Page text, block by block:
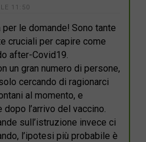
11:50
per le domande! Sono tante
cruciali per capire come
after-Covid19.
un gran numero di persone,
cercando di ragionarci
al momento, e
dopo l’arrivo del vaccino.
sull’istruzione invece ci
l’ipotesi più probabile è